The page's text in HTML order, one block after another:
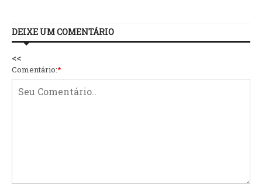
DEIXE UM COMENTÁRIO
<<
Comentário:*